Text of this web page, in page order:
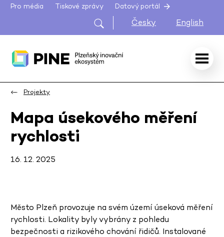
Pro média Tiskové zprávy Datový portál
Česky English
Projekty
Mapa úsekového měření
rychlosti
16. 12. 2025
Město Plzeň provozuje na svém území úseková měření
rychlosti. Lokality byly vybrány z pohledu
bezpečnosti a rizikového chování řidičů. Instalované